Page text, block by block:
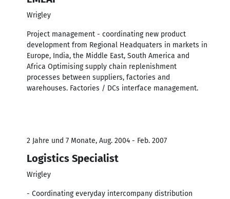
Wrigley
Project management - coordinating new product
development from Regional Headquaters in markets in
Europe, India, the Middle East, South America and
Africa Optimising supply chain replenishment
processes between suppliers, factories and
warehouses. Factories / DCs interface management.
2 Jahre und 7 Monate, Aug. 2004 - Feb. 2007
Logistics Specialist
Wrigley
- Coordinating everyday intercompany distribution